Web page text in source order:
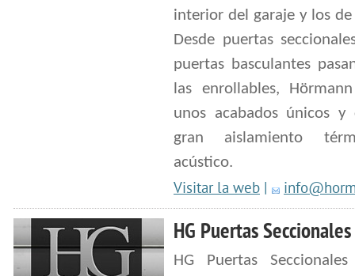
interior del garaje y los de
Desde puertas
puertas basculantes
las enrollables,
unos acabados únicos y
gran aislamiento
acústico.
Visitar la web |
HG Puertas Seccionales
HG Puertas